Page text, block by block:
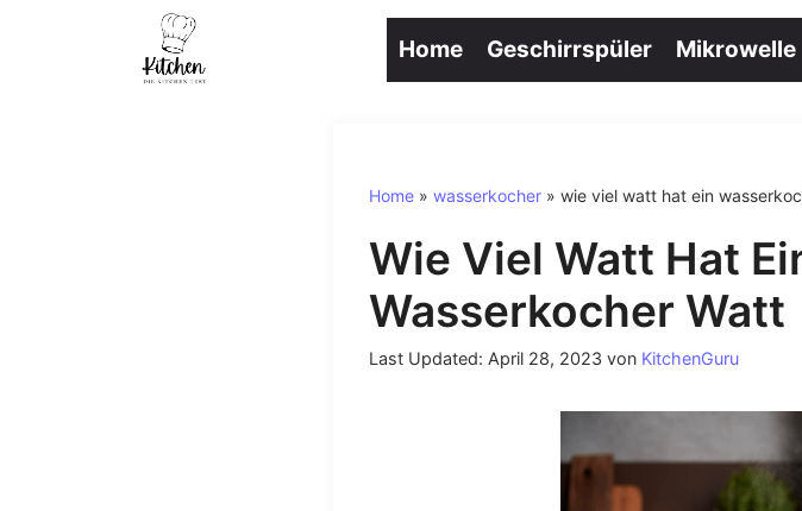
Home Geschirrspüler Mikrowelle
Home» wasserkocher» wie viel watt hat ein
Wie Viel Watt Hat
Wasserkocher Watt
April 28, 2023 von KitchenGuru